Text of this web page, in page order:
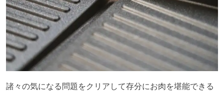
諸々の気になる問題をクリアして存分にお肉を堪能できる